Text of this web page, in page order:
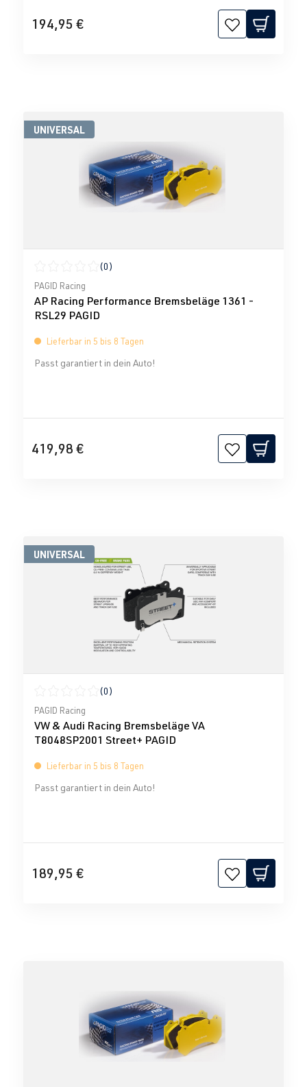
194,95 €
UNIVERSAL
Durchschnittliche Bewertung von 0 von 5 Sternen
(0)
PAGID Racing
AP Racing Performance Bremsbeläge 1361 -
RSL29 PAGID
Lieferbar in 5 bis 8 Tagen
Passt garantiert in dein Auto!
419,98 €
UNIVERSAL
Durchschnittliche Bewertung von 0 von 5 Sternen
(0)
PAGID Racing
VW & Audi Racing Bremsbeläge VA
T8048SP2001 Street+ PAGID
Lieferbar in 5 bis 8 Tagen
Passt garantiert in dein Auto!
189,95 €